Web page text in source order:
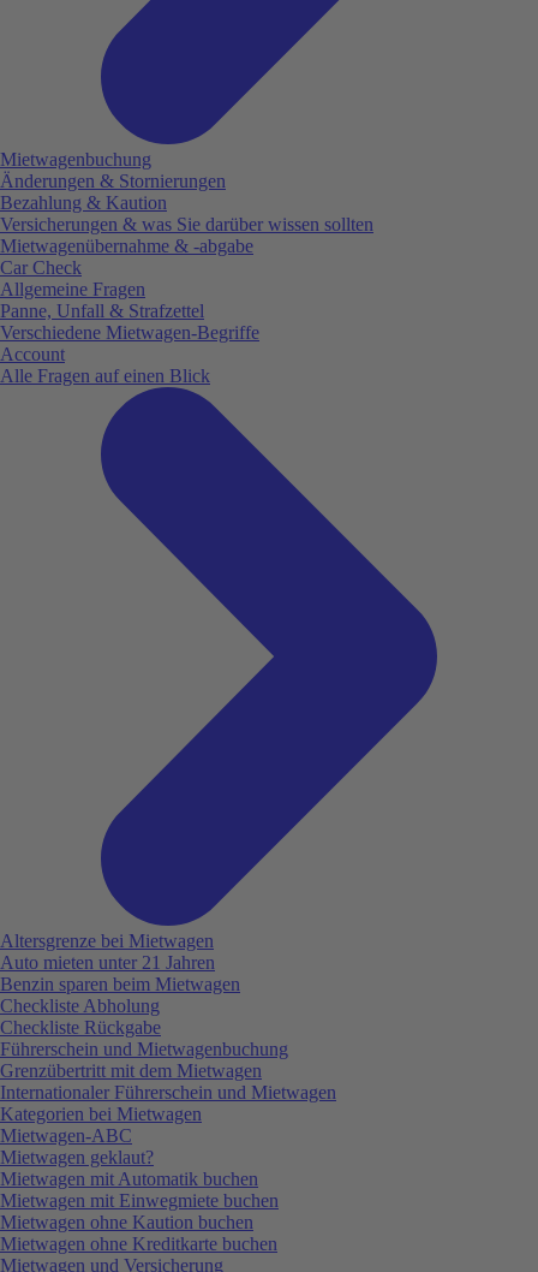
Mietwagenbuchung
Änderungen & Stornierungen
Bezahlung & Kaution
Versicherungen & was Sie darüber wissen sollten
Mietwagenübernahme & -abgabe
Car Check
Allgemeine Fragen
Panne, Unfall & Strafzettel
Verschiedene Mietwagen-Begriffe
Account
Alle Fragen auf einen Blick
Altersgrenze bei Mietwagen
Auto mieten unter 21 Jahren
Benzin sparen beim Mietwagen
Checkliste Abholung
Checkliste Rückgabe
Führerschein und Mietwagenbuchung
Grenzübertritt mit dem Mietwagen
Internationaler Führerschein und Mietwagen
Kategorien bei Mietwagen
Mietwagen-ABC
Mietwagen geklaut?
Mietwagen mit Automatik buchen
Mietwagen mit Einwegmiete buchen
Mietwagen ohne Kaution buchen
Mietwagen ohne Kreditkarte buchen
Mietwagen und Versicherung